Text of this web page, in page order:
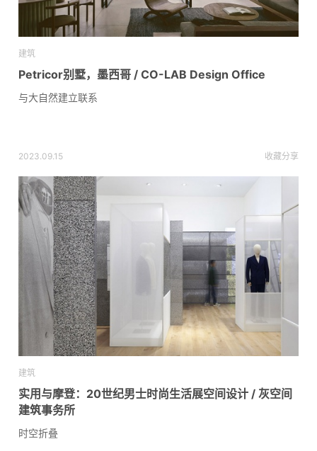
建筑
Petricor别墅，墨西哥 / CO-LAB Design Office
与大自然建立联系
2023.09.15 收藏分享
建筑
实用与摩登：20世纪男士时尚生活展空间设计 / 灰空间
建筑事务所
时空折叠